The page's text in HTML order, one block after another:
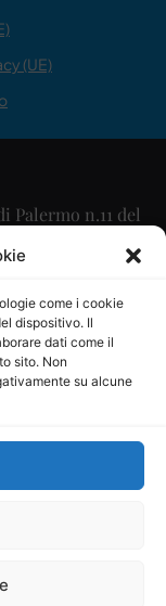
come i cookie
dispositivo. Il
dati come il
sito. Non
su alcune
(UE)
n.11 del
a r.l. è
al